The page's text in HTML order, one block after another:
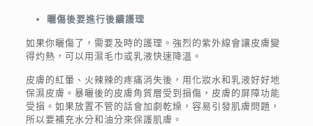
曬傷後要進行後續護理
如果你曬傷了，需要及時的護理。強烈的紫外線會讓皮膚變
得灼熱，可以用濕毛巾或乳液快速降溫。
皮膚的紅暈、火辣辣的疼痛消失後，用化妝水和乳液好好地
保濕皮膚。暴曬後的皮膚角質層受到損傷，皮膚的屏障功能
受損。如果放置不管的話會加劇乾燥，容易引發肌膚問題，
所以要補充水分和油分來保護肌膚。